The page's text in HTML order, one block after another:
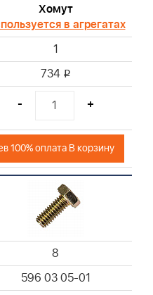
Хомут
в агрегатах
1
734 i
- +
100% оплата В корзину
8
596 03 05-01